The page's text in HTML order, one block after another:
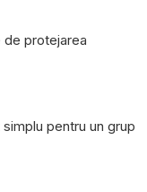
de protejarea
pentru un grup